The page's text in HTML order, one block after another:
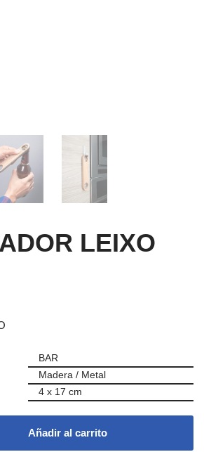
LEIXO
BAR
Madera / Metal
4 x 17 cm
Añadir al carrito